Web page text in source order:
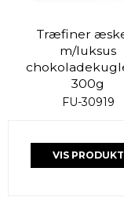
Træfiner
m/luksus
300g
FU-30919
VIS PRODUKT